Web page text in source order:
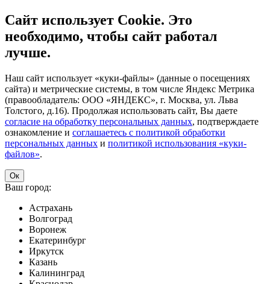
Сайт использует Cookie. Это
необходимо, чтобы сайт работал
лучше.
Наш сайт использует «куки-файлы» (данные о посещениях
сайта) и метрические системы, в том числе Яндекс Метрика
(правообладатель: ООО «ЯНДЕКС», г. Москва, ул. Льва
Толстого, д.16). Продолжая использовать сайт, Вы даете
согласие на обработку персональных данных, подтверждаете
ознакомление и соглашаетесь с политикой обработки
персональных данных и политикой использования «куки-
файлов».
Ок
Ваш город:
Астрахань
Волгоград
Воронеж
Екатеринбург
Иркутск
Казань
Калининград